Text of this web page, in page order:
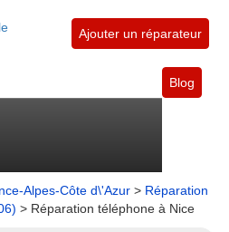
Ajouter un réparateur
Blog
Alpes-Côte d\'Azur > Réparation
> Réparation téléphone à Nice